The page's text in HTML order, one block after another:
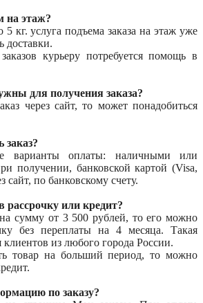
на этаж?
5 кг. услуга подъема заказа на этаж уже
доставки.
курьеру потребуется помощь в
для получения заказа?
через сайт, то может понадобиться
варианты оплаты: наличными или
получении, банковской картой (Visa,
сайт, по банковскому счету.
рассрочку или кредит?
сумму от 3 500 рублей, то его можно
без переплаты на 4 месяца. Такая
клиентов из любого города России.
товар на больший период, то можно
по заказу?